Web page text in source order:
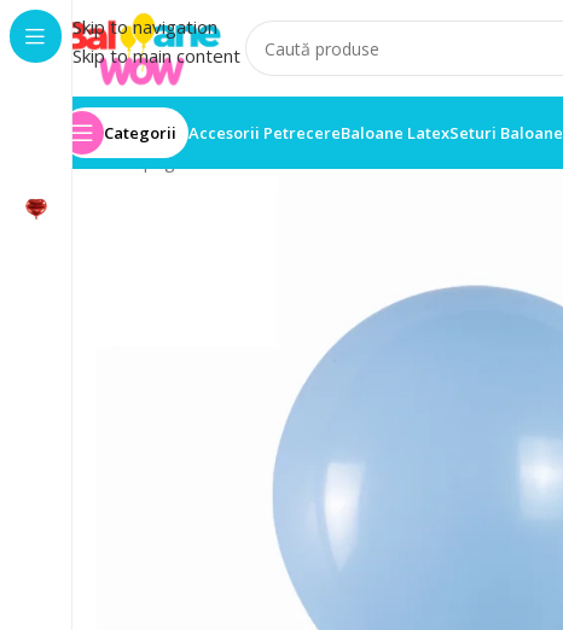
Skip to navigation
Skip to main content
Categorii Accesorii PetrecereBaloane LatexSeturi Baloane
Prima pagină